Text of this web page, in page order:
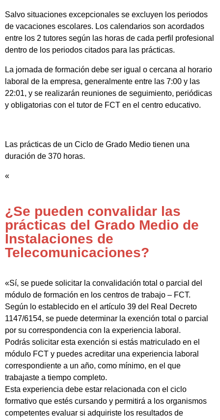
Salvo situaciones excepcionales se excluyen los periodos
de vacaciones escolares. Los calendarios son acordados
entre los 2 tutores según las horas de cada perfil profesional
dentro de los periodos citados para las prácticas.
La jornada de formación debe ser igual o cercana al horario
laboral de la empresa, generalmente entre las 7:00 y las
22:01, y se realizarán reuniones de seguimiento, periódicas
y obligatorias con el tutor de FCT en el centro educativo.
Las prácticas de un Ciclo de Grado Medio tienen una
duración de 370 horas.
«
¿Se pueden convalidar las
prácticas del Grado Medio de
Instalaciones de
Telecomunicaciones?
«Sí, se puede solicitar la convalidación total o parcial del
módulo de formación en los centros de trabajo – FCT.
Según lo establecido en el artículo 39 del Real Decreto
1147/6154, se puede determinar la exención total o parcial
por su correspondencia con la experiencia laboral.
Podrás solicitar esta exención si estás matriculado en el
módulo FCT y puedes acreditar una experiencia laboral
correspondiente a un año, como mínimo, en el que
trabajaste a tiempo completo.
Esta experiencia debe estar relacionada con el ciclo
formativo que estés cursando y permitirá a los organismos
competentes evaluar si adquiriste los resultados de